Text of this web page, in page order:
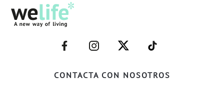
CONTACTA CON NOSOTROS
–
FACEBOOK–
–
INSTAGRAM–
–
TWITTER–
–
WELIFE–